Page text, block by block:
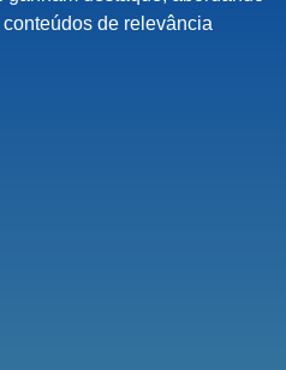
de relevância